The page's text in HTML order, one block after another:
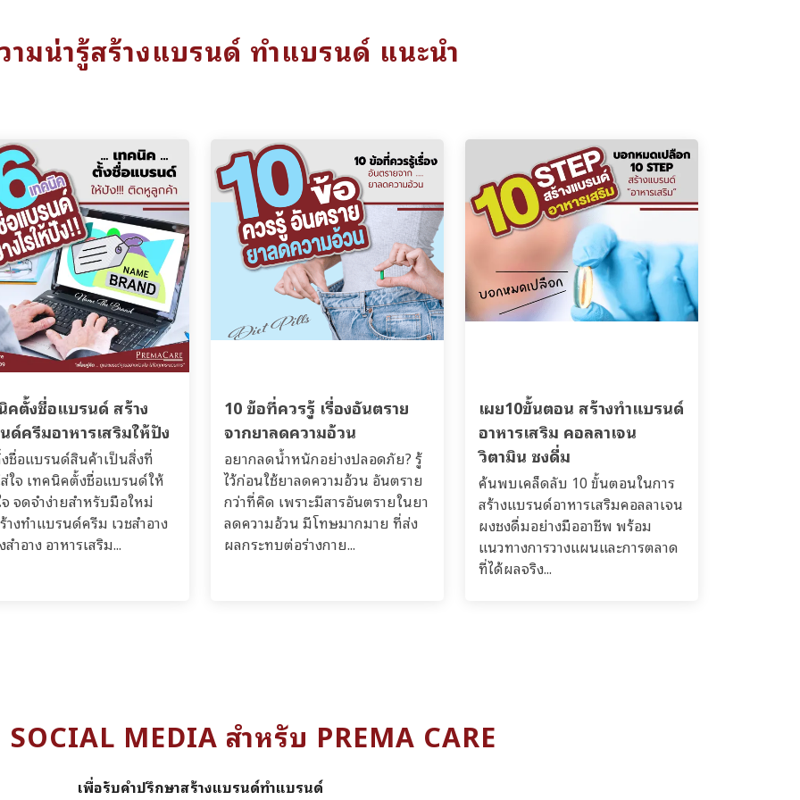
มน่ารู้สร้างแบรนด์ ทำแบรนด์ แนะนำ
คตั้งชื่อแบรนด์ สร้าง
ด์ครีมอาหารเสริมให้ปัง
ชื่อแบรนด์สินค้าเป็นสิ่งที่
ใจ เทคนิคตั้งชื่อแบรนด์ให้
จดจำง่ายสำหรับมือใหม่
างทำแบรนด์ครีม เวชสำอาง
สำอาง อาหารเสริม...
10 ข้อที่ควรรู้ เรื่องอันตราย
จากยาลดความอ้วน
อยากลดน้ำหนักอย่างปลอดภัย? รู้
ไว้ก่อนใช้ยาลดความอ้วน อันตราย
กว่าที่คิด เพราะมีสารอันตรายในยา
ลดความอ้วน มีโทษมากมาย ที่ส่ง
ผลกระทบต่อร่างกาย...
เผย10ขั้นตอน สร้างทำแบรนด์
อาหารเสริม คอลลาเจน
วิตามิน ชงดื่ม
ค้นพบเคล็ดลับ 10 ขั้นตอนในการ
สร้างแบรนด์อาหารเสริมคอลลาเจน
ผงชงดื่มอย่างมืออาชีพ พร้อม
แนวทางการวางแผนและการตลาด
ที่ได้ผลจริง...
MEDIA สำหรับ PREMA CARE
เพื่อรับคำปรึกษาสร้างแบรนด์ทำแบรนด์